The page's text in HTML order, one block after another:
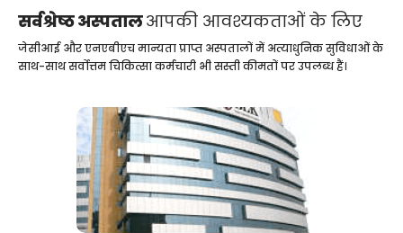
सर्वश्रेष्ठ अस्पतालआपकी आवश्यकताओं के लिए
जेसीआई और एनएबीएच मान्यता प्राप्त अस्पतालों में अत्याधुनिक सुविधाओं के
साथ-साथ सर्वोत्तम चिकित्सा कर्मचारी भी सस्ती कीमतों पर उपलब्ध हैं।